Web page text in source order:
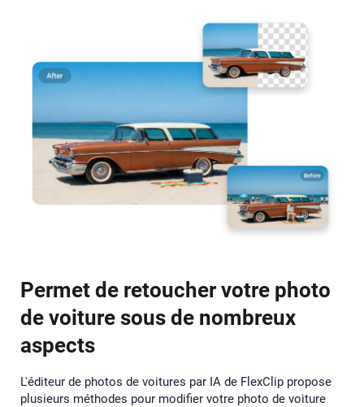
Permet de retoucher votre photo
de voiture sous de nombreux
aspects
L'éditeur de photos de voitures par IA de FlexClip propose
plusieurs méthodes pour modifier votre photo de voiture